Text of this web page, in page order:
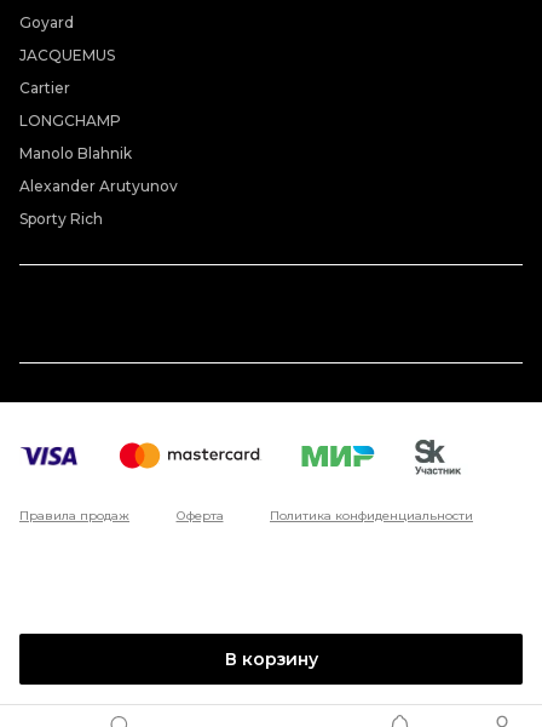
В корзину
Goyard
JACQUEMUS
Cartier
LONGCHAMP
Manolo Blahnik
Alexander Arutyunov
Sporty Rich
Правила продаж Оферта Политика конфиденциальности